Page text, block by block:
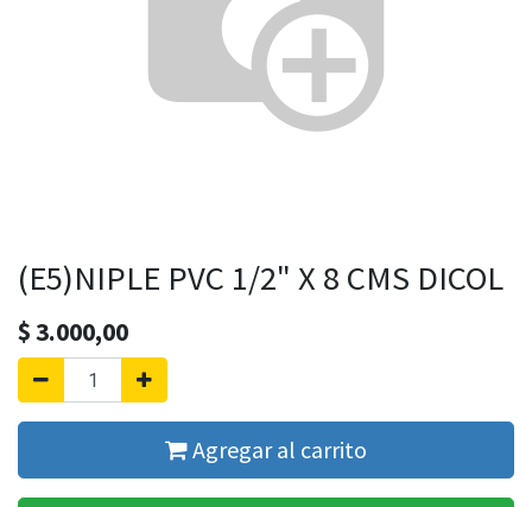
(E5)NIPLE PVC 1/2" X 8 CMS DICOL
$3.000,00
Agregar al carrito